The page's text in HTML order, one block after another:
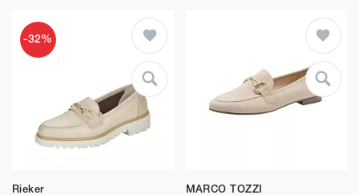
-32%
Rieker
MARCO TOZZI